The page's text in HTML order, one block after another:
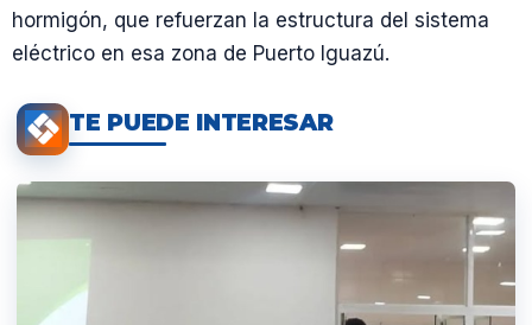
hormigón, que refuerzan la estructura del sistema
eléctrico en esa zona de Puerto Iguazú.
TE PUEDE INTERESAR